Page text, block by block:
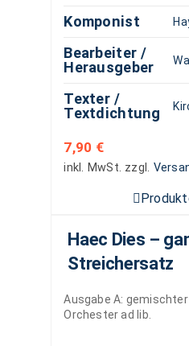
Komponist
Bearbeiter /
Herausgeber
Texter /
Textdichtung
7,90 €
inkl. MwSt. zzgl.
Haec Dies –
Streichersatz
Ausgabe A: gemischter
Orchester ad lib.